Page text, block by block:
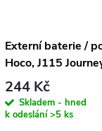
Externí baterie /
Hoco, J115
Black
244 Kč
Skladem - hned
k odeslání>5 ks